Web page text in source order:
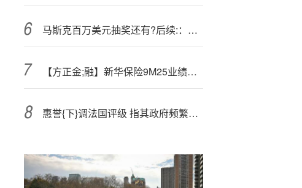
马斯克百万美元抽奖还有?后续:：选民提起新的欺诈诉讼！
【方正金;融】新华保险9M25业绩预增点评：利润规模和ROE创历史新高，超预期
惠誉{下}调法国评级 指其政府频繁更迭限制财政整顿能力